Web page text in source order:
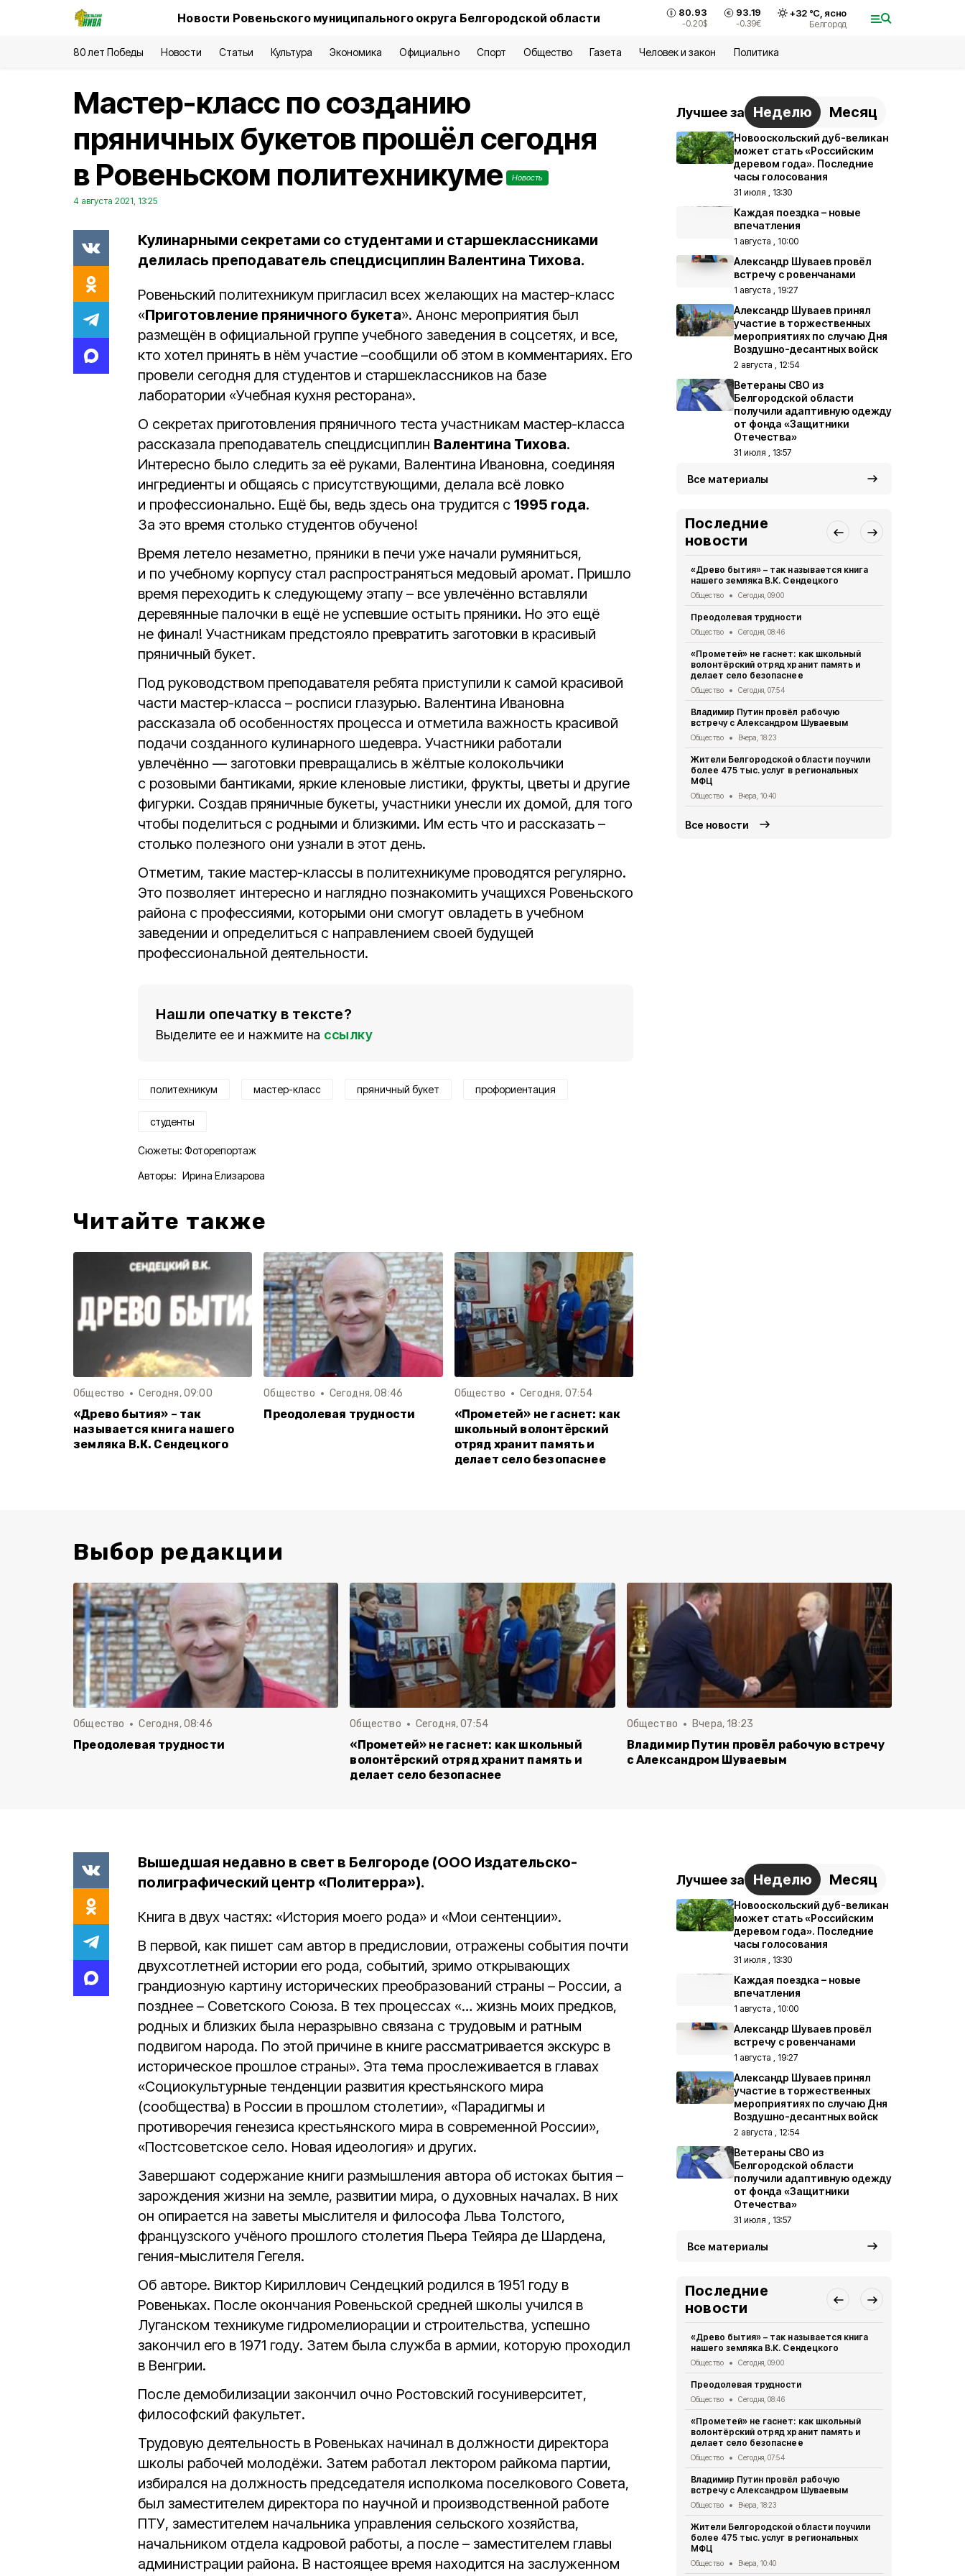
Новости Ровеньского муниципального округа Белгородской области 80.93
-0.20$
93.19
-0.39€
+32°С, ясно
Белгород
80 лет Победы Новости Статьи Культура Экономика Официально Спорт Общество Газета Человек и закон Политика
Мастер-класс по созданию
пряничных букетов прошёл сегодня
в Ровеньском политехникуме
Новость
4 августа 2021, 13:25
Кулинарными секретами со студентами и старшеклассниками
делилась преподаватель спецдисциплин Валентина Тихова.
Ровеньский политехникум пригласил всех желающих на мастер-класс
«Приготовление пряничного букета». Анонс мероприятия был
размещён в официальной группе учебного заведения в соцсетях, и все,
кто хотел принять в нём участие –сообщили об этом в комментариях. Его
провели сегодня для студентов и старшеклассников на базе
лаборатории «Учебная кухня ресторана».
О секретах приготовления пряничного теста участникам мастер-класса
рассказала преподаватель спецдисциплин Валентина Тихова.
Интересно было следить за её руками, Валентина Ивановна, соединяя
ингредиенты и общаясь с присутствующими, делала всё ловко
и профессионально. Ещё бы, ведь здесь она трудится с 1995 года.
За это время столько студентов обучено!
Время летело незаметно, пряники в печи уже начали румяниться,
и по учебному корпусу стал распространяться медовый аромат. Пришло
время переходить к следующему этапу – все увлечённо вставляли
деревянные палочки в ещё не успевшие остыть пряники. Но это ещё
не финал! Участникам предстояло превратить заготовки в красивый
пряничный букет.
Под руководством преподавателя ребята приступили к самой красивой
части мастер-класса – росписи глазурью. Валентина Ивановна
рассказала об особенностях процесса и отметила важность красивой
подачи созданного кулинарного шедевра. Участники работали
увлечённо — заготовки превращались в жёлтые колокольчики
с розовыми бантиками, яркие кленовые листики, фрукты, цветы и другие
фигурки. Создав пряничные букеты, участники унесли их домой, для того
чтобы поделиться с родными и близкими. Им есть что и рассказать –
столько полезного они узнали в этот день.
Отметим, такие мастер-классы в политехникуме проводятся регулярно.
Это позволяет интересно и наглядно познакомить учащихся Ровеньского
района с профессиями, которыми они смогут овладеть в учебном
заведении и определиться с направлением своей будущей
профессиональной деятельности.
Нашли опечатку в тексте?
Выделите ее и нажмите на ссылку
политехникум мастер-класс пряничный букет профориентация
студенты
Сюжеты: Фоторепортаж
Авторы: Ирина Елизарова
Читайте также
Общество Сегодня, 09:00
«Древо бытия» – так
называется книга нашего
земляка В.К. Сендецкого
Общество Сегодня, 08:46
Преодолевая трудности
Общество Сегодня, 07:54
«Прометей» не гаснет: как
школьный волонтёрский
отряд хранит память и
делает село безопаснее
Лучшее за Неделю Месяц
Новооскольский дуб-великан
может стать «Российским
деревом года». Последние
часы голосования
31 июля , 13:30
Каждая поездка – новые
впечатления
1 августа , 10:00
Александр Шуваев провёл
встречу с ровенчанами
1 августа , 19:27
Александр Шуваев принял
участие в торжественных
мероприятиях по случаю Дня
Воздушно-десантных войск
2 августа , 12:54
Ветераны СВО из
Белгородской области
получили адаптивную одежду
от фонда «Защитники
Отечества»
31 июля , 13:57
Все материалы
Последние
новости
«Древо бытия» – так называется книга
нашего земляка В.К. Сендецкого
Общество Сегодня, 09:00
Преодолевая трудности
Общество Сегодня, 08:46
«Прометей» не гаснет: как школьный
волонтёрский отряд хранит память и
делает село безопаснее
Общество Сегодня, 07:54
Владимир Путин провёл рабочую
встречу с Александром Шуваевым
Общество Вчера, 18:23
Жители Белгородской области поучили
более 475 тыс. услуг в региональных
МФЦ
Общество Вчера, 10:40
Все новости
Выбор редакции
Общество Сегодня, 08:46
Преодолевая трудности
Общество Сегодня, 07:54
«Прометей» не гаснет: как школьный
волонтёрский отряд хранит память и
делает село безопаснее
Общество Вчера, 18:23
Владимир Путин провёл рабочую встречу
с Александром Шуваевым
Вышедшая недавно в свет в Белгороде (ООО Издательско-
полиграфический центр «Политерра»).
Книга в двух частях: «История моего рода» и «Мои сентенции».
В первой, как пишет сам автор в предисловии, отражены события почти
двухсотлетней истории его рода, событий, зримо открывающих
грандиозную картину исторических преобразований страны – России, а
позднее – Советского Союза. В тех процессах «… жизнь моих предков,
родных и близких была неразрывно связана с трудовым и ратным
подвигом народа. По этой причине в книге рассматривается экскурс в
историческое прошлое страны». Эта тема прослеживается в главах
«Социокультурные тенденции развития крестьянского мира
(сообщества) в России в прошлом столетии», «Парадигмы и
противоречия генезиса крестьянского мира в современной России»,
«Постсоветское село. Новая идеология» и других.
Завершают содержание книги размышления автора об истоках бытия –
зарождения жизни на земле, развитии мира, о духовных началах. В них
он опирается на заветы мыслителя и философа Льва Толстого,
французского учёного прошлого столетия Пьера Тейяра де Шардена,
гения-мыслителя Гегеля.
Об авторе. Виктор Кириллович Сендецкий родился в 1951 году в
Ровеньках. После окончания Ровеньской средней школы учился в
Луганском техникуме гидромелиорации и строительства, успешно
закончил его в 1971 году. Затем была служба в армии, которую проходил
в Венгрии.
После демобилизации закончил очно Ростовский госуниверситет,
философский факультет.
Трудовую деятельность в Ровеньках начинал в должности директора
школы рабочей молодёжи. Затем работал лектором райкома партии,
избирался на должность председателя исполкома поселкового Совета,
был заместителем директора по научной и производственной работе
ПТУ, заместителем начальника управления сельского хозяйства,
начальником отдела кадровой работы, а после – заместителем главы
администрации района. В настоящее время находится на заслуженном
Лучшее за Неделю Месяц
Новооскольский дуб-великан
может стать «Российским
деревом года». Последние
часы голосования
31 июля , 13:30
Каждая поездка – новые
впечатления
1 августа , 10:00
Александр Шуваев провёл
встречу с ровенчанами
1 августа , 19:27
Александр Шуваев принял
участие в торжественных
мероприятиях по случаю Дня
Воздушно-десантных войск
2 августа , 12:54
Ветераны СВО из
Белгородской области
получили адаптивную одежду
от фонда «Защитники
Отечества»
31 июля , 13:57
Все материалы
Последние
новости
«Древо бытия» – так называется книга
нашего земляка В.К. Сендецкого
Общество Сегодня, 09:00
Преодолевая трудности
Общество Сегодня, 08:46
«Прометей» не гаснет: как школьный
волонтёрский отряд хранит память и
делает село безопаснее
Общество Сегодня, 07:54
Владимир Путин провёл рабочую
встречу с Александром Шуваевым
Общество Вчера, 18:23
Жители Белгородской области поучили
более 475 тыс. услуг в региональных
МФЦ
Общество Вчера, 10:40